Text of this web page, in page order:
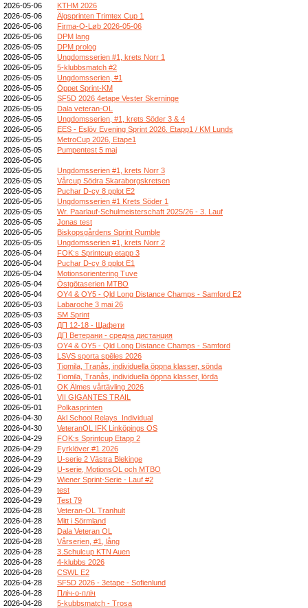
2026-05-06
KTHM 2026
2026-05-06
Älgsprinten Trimtex Cup 1
2026-05-06
Firma-O-Løb 2026-05-06
2026-05-06
DPM lang
2026-05-05
DPM prolog
2026-05-05
Ungdomsserien #1, krets Norr 1
2026-05-05
5-klubbsmatch #2
2026-05-05
Ungdomsserien, #1
2026-05-05
Öppet Sprint-KM
2026-05-05
SF5D 2026 4etape Vester Skerninge
2026-05-05
Dala veteran-OL
2026-05-05
Ungdomsserien, #1, krets Söder 3 & 4
2026-05-05
EES - Eslöv Evening Sprint 2026. Etapp1 / KM Lunds
2026-05-05
MetroCup 2026, Etape1
2026-05-05
Pumpentest 5 maj
2026-05-05
2026-05-05
Ungdomsserien #1, krets Norr 3
2026-05-05
Vårcup Södra Skaraborgskretsen
2026-05-05
Puchar D-cy 8 pplot E2
2026-05-05
Ungdomsserien #1 Krets Söder 1
2026-05-05
Wr. Paarlauf-Schulmeisterschaft 2025/26 - 3. Lauf
2026-05-05
Jonas test
2026-05-05
Biskopsgårdens Sprint Rumble
2026-05-05
Ungdomsserien #1, krets Norr 2
2026-05-04
FOK:s Sprintcup etapp 3
2026-05-04
Puchar D-cy 8 pplot E1
2026-05-04
Motionsorientering Tuve
2026-05-04
Östgötaserien MTBO
2026-05-04
OY4 & OY5 - Qld Long Distance Champs - Samford E2
2026-05-03
Labaroche 3 mai 26
2026-05-03
SM Sprint
2026-05-03
ДП 12-18 - Щафети
2026-05-03
ДП Ветерани - средна дистанция
2026-05-03
OY4 & OY5 - Qld Long Distance Champs - Samford
2026-05-03
LSVS sporta spēles 2026
2026-05-03
Tiomila, Tranås, individuella öppna klasser, sönda
2026-05-02
Tiomila, Tranås, individuella öppna klasser, lörda
2026-05-01
OK Älmes vårtävling 2026
2026-05-01
VII GIGANTES TRAIL
2026-05-01
Polkasprinten
2026-04-30
Akl School Relays_Individual
2026-04-30
VeteranOL IFK Linköpings OS
2026-04-29
FOK:s Sprintcup Etapp 2
2026-04-29
Fyrklöver #1 2026
2026-04-29
U-serie 2 Västra Blekinge
2026-04-29
U-serie, MotionsOL och MTBO
2026-04-29
Wiener Sprint-Serie - Lauf #2
2026-04-29
test
2026-04-29
Test 79
2026-04-28
Veteran-OL Tranhult
2026-04-28
Mitt i Sörmland
2026-04-28
Dala Veteran OL
2026-04-28
Vårserien, #1, lång
2026-04-28
3.Schulcup KTN Auen
2026-04-28
4-klubbs 2026
2026-04-28
CSWL E2
2026-04-28
SF5D 2026 - 3etape - Sofienlund
2026-04-28
Пліч-о-пліч
2026-04-28
5-kubbsmatch - Trosa